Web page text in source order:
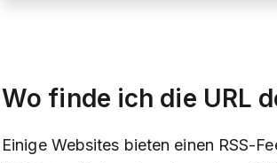
Wo finde ich die URL
Einige Websites bieten einen RSS-